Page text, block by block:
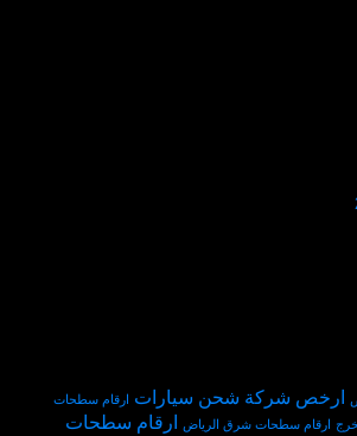
ارخص شركة شحن سيارات ارقام سطحات
ارقام سطحات شرق الرياض
ارقام سطحات